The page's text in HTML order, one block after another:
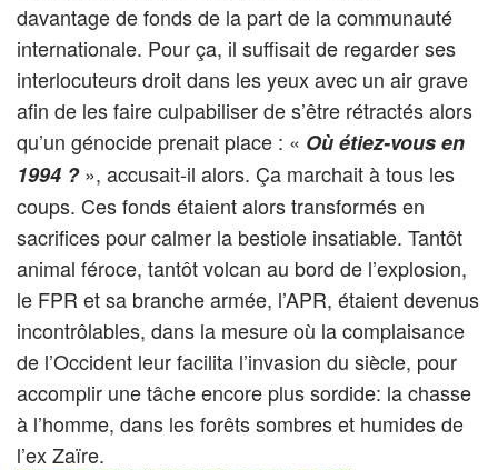
davantage de fonds de la part de la communauté
internationale. Pour ça, il suffisait de regarder ses
interlocuteurs droit dans les yeux avec un air grave
afin de les faire culpabiliser de s’être rétractés alors
qu’un génocide prenait place : « Où étiez-vous en
1994 ?», accusait-il alors. Ça marchait à tous les
coups. Ces fonds étaient alors transformés en
sacrifices pour calmer la bestiole insatiable. Tantôt
animal féroce, tantôt volcan au bord de l’explosion,
le FPR et sa branche armée, l’APR, étaient devenus
incontrôlables, dans la mesure où la complaisance
de l’Occident leur facilita l’invasion du siècle, pour
accomplir une tâche encore plus sordide: la chasse
à l’homme, dans les forêts sombres et humides de
l’ex Zaïre.